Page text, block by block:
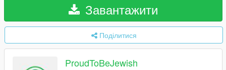
Завантажити
Поділитися
ProudToBeJewish